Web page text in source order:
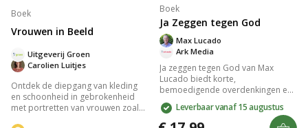
Boek
Vrouwen in Beeld
Carolien Luitjes
Uitgeverij Groen
Ontdek de diepgang van kleding
en schoonheid in gebrokenheid
met portretten van vrouwen zoals
Boek
Ja Zeggen tegen God
Ark Media
Max Lucado
Ja zeggen tegen God van Max
Lucado biedt korte,
bemoedigende overdenkingen en
inspirerende bijbelteksten die je
helpen groeien in je geloof. Het
boek behandelt thema's zoals
Leverbaar vanaf 15 augustus